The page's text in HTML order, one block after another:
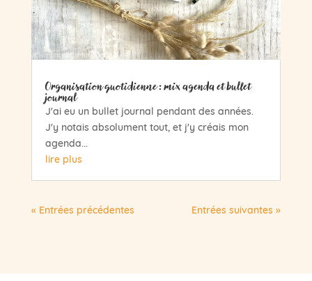
Organisation quotidienne : mix agenda et bullet
journal
J'ai eu un bullet journal pendant des années.
J'y notais absolument tout, et j'y créais mon
agenda...
lire plus
« Entrées précédentes Entrées suivantes »